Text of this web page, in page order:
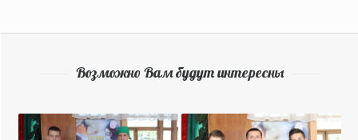
Возможно Вам будут интересны